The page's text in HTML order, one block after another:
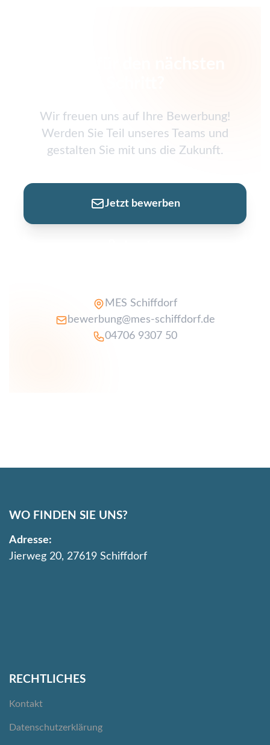
Wir freuen uns auf Ihre Bewerbung!
Werden Sie Teil unseres Teams und
gestalten Sie mit uns die Zukunft.
Jetzt bewerben
MES Schiffdorf
bewerbung@mes-schiffdorf.de
04706 9307 50
WO FINDEN SIE UNS?
Adresse:
Jierweg 20, 27619 Schiffdorf
RECHTLICHES
Kontakt
Datenschutzerklärung